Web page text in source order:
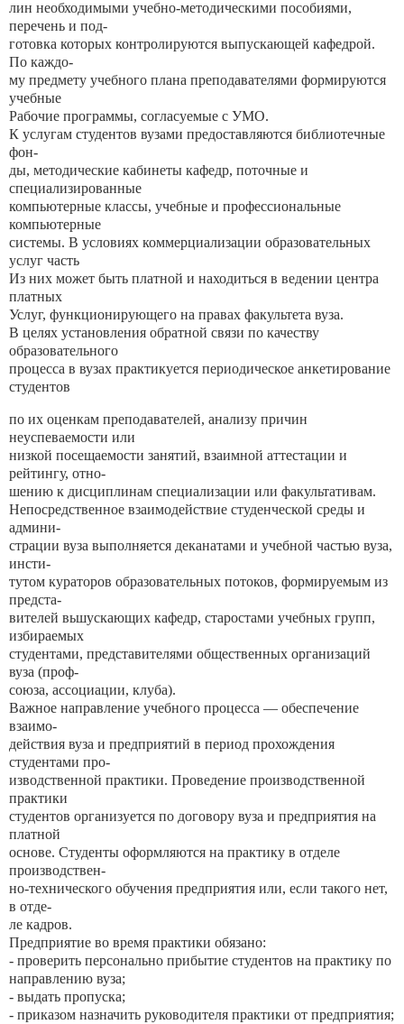
лин необходимыми учебно-методическими пособиями,
перечень и под-
готовка которых контролируются выпускающей кафедрой.
По каждо-
му предмету учебного плана преподавателями формируются
учебные
Рабочие программы, согласуемые с УМО.
К услугам студентов вузами предоставляются библиотечные
фон-
ды, методические кабинеты кафедр, поточные и
специализированные
компьютерные классы, учебные и профессиональные
компьютерные
системы. В условиях коммерциализации образовательных
услуг часть
Из них может быть платной и находиться в ведении центра
платных
Услуг, функционирующего на правах факультета вуза.
В целях установления обратной связи по качеству
образовательного
процесса в вузах практикуется периодическое анкетирование
студентов
по их оценкам преподавателей, анализу причин
неуспеваемости или
низкой посещаемости занятий, взаимной аттестации и
рейтингу, отно-
шению к дисциплинам специализации или факультативам.
Непосредственное взаимодействие студенческой среды и
админи-
страции вуза выполняется деканатами и учебной частью вуза,
инсти-
тутом кураторов образовательных потоков, формируемым из
предста-
вителей вьшускающих кафедр, старостами учебных групп,
избираемых
студентами, представителями общественных организаций
вуза (проф-
союза, ассоциации, клуба).
Важное направление учебного процесса — обеспечение
взаимо-
действия вуза и предприятий в период прохождения
студентами про-
изводственной практики. Проведение производственной
практики
студентов организуется по договору вуза и предприятия на
платной
основе. Студенты оформляются на практику в отделе
производствен-
но-технического обучения предприятия или, если такого нет,
в отде-
ле кадров.
Предприятие во время практики обязано:
- проверить персонально прибытие студентов на практику по
направлению вуза;
- выдать пропуска;
- приказом назначить руководителя практики от предприятия;